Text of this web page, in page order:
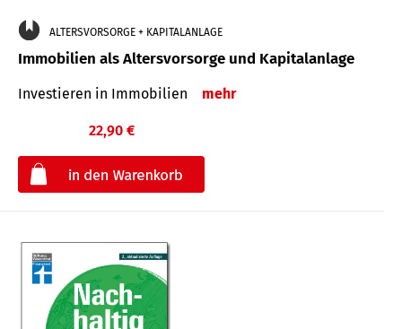
ALTERSVORSORGE + KAPITALANLAGE
Immobilien als Altersvorsorge und Kapitalanlage
Investieren in Immobilien mehr
22,90 €